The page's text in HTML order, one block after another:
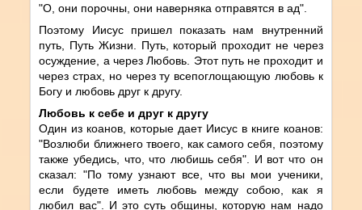
"О, они порочны, они наверняка отправятся в ад".
Поэтому Иисус пришел показать нам внутренний
путь, Путь Жизни. Путь, который проходит не через
осуждение, а через Любовь. Этот путь не проходит и
через страх, но через ту всепоглощающую любовь к
Богу и любовь друг к другу.
Любовь к себе и друг к другу
Один из коанов, которые дает Иисус в книге коанов:
"Возлюби ближнего твоего, как самого себя, поэтому
также убедись, что, что любишь себя". И вот что он
сказал: "По тому узнают все, что вы мои ученики,
если будете иметь любовь между собою, как я
любил вас". И это суть общины, которую нам надо